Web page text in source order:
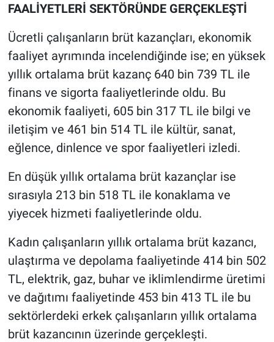
FAALİYETLERİ SEKTÖRÜNDE GERÇEKLEŞTİ
Ücretli çalışanların brüt kazançları, ekonomik
faaliyet ayrımında incelendiğinde ise; en yüksek
yıllık ortalama brüt kazanç 640 bin 739 TL ile
finans ve sigorta faaliyetlerinde oldu. Bu
ekonomik faaliyeti, 605 bin 317 TL ile bilgi ve
iletişim ve 461 bin 514 TL ile kültür, sanat,
eğlence, dinlence ve spor faaliyetleri izledi.
En düşük yıllık ortalama brüt kazançlar ise
sırasıyla 213 bin 518 TL ile konaklama ve
yiyecek hizmeti faaliyetlerinde oldu.
Kadın çalışanların yıllık ortalama brüt kazancı,
ulaştırma ve depolama faaliyetinde 414 bin 502
TL, elektrik, gaz, buhar ve iklimlendirme üretimi
ve dağıtımı faaliyetinde 453 bin 413 TL ile bu
sektörlerdeki erkek çalışanların yıllık ortalama
brüt kazancının üzerinde gerçekleşti.